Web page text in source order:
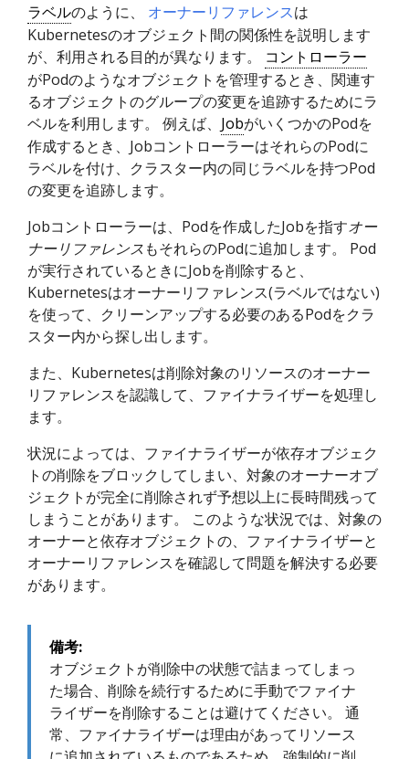
ラベルのように、 オーナーリファレンスは
Kubernetesのオブジェクト間の関係性を説明します
が、利用される目的が異なります。 コントローラー
がPodのようなオブジェクトを管理するとき、関連す
るオブジェクトのグループの変更を追跡するためにラ
ベルを利用します。 例えば、 JobがいくつかのPodを
作成するとき、JobコントローラーはそれらのPodに
ラベルを付け、クラスター内の同じラベルを持つPod
の変更を追跡します。
Jobコントローラーは、Podを作成したJobを指すオー
ナーリファレンスもそれらのPodに追加します。 Pod
が実行されているときにJobを削除すると、
Kubernetesはオーナーリファレンス(ラベルではない)
を使って、クリーンアップする必要のあるPodをクラ
スター内から探し出します。
また、Kubernetesは削除対象のリソースのオーナー
リファレンスを認識して、ファイナライザーを処理し
ます。
状況によっては、ファイナライザーが依存オブジェク
トの削除をブロックしてしまい、対象のオーナーオブ
ジェクトが完全に削除されず予想以上に長時間残って
しまうことがあります。 このような状況では、対象の
オーナーと依存オブジェクトの、ファイナライザーと
オーナーリファレンスを確認して問題を解決する必要
があります。
備考:
オブジェクトが削除中の状態で詰まってしまっ
た場合、削除を続行するために手動でファイナ
ライザーを削除することは避けてください。 通
常、ファイナライザーは理由があってリソース